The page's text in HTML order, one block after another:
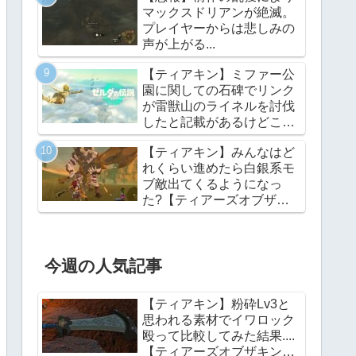
マックスドリアンが絶滅。
プレイヤーからは悲しみの
声が上がる...
【ティアキン】ミファー公
園に関しての石碑でリンク
が雷獣山のライネルを討伐
したと記載があるけどこれ
っていつの話?【ティアー
ズオブザキングダム】
【ティアキン】みんなはど
れくらい進めたら白銀系モ
ブ敵出てくるようになっ
た?【ティアーズオブザキ
ングダム】
今週の人気記事
【ティアキン】粉砕Lv3と
思われる素材でイワロック
殴って比較してみた結果....
【ティアーズオブザキング